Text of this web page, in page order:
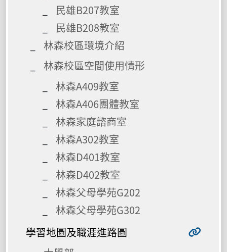
民雄B207教室
民雄B208教室
林森校區環境介紹
林森校區空間使用情形
林森A409教室
林森A406團體教室
林森家庭諮商室
林森A302教室
林森D401教室
林森D402教室
林森父母學苑G202
林森父母學苑G302
學習地圖及職涯進路圖